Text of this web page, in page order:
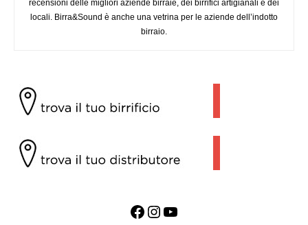
recensioni delle migliori aziende birraie, dei birrifici artigianali e dei
locali. Birra&Sound è anche una vetrina per le aziende dell’indotto
birraio.
Facebook InstagramYouTube